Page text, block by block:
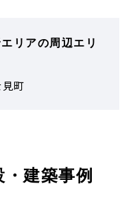
リアの周辺エリ
町
建築事例